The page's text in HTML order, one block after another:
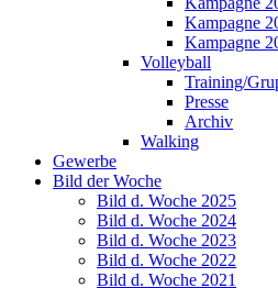
Kampagne
Kampagne
Volleyball
Training/
Presse
Archiv
Walking
Gewerbe
Bild der Woche
Bild d. Woche 2025
Bild d. Woche 2024
Bild d. Woche 2023
Bild d. Woche 2022
Bild d. Woche 2021